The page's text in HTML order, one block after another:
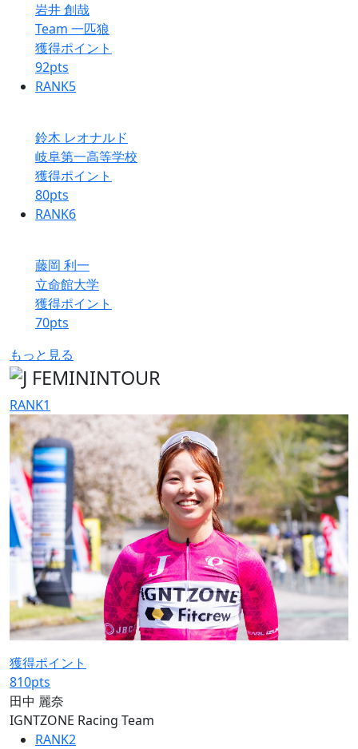
岩井 創哉
Team 一匹狼
獲得ポイント
92pts
RANK5
鈴木 レオナルド
岐阜第一高等学校
獲得ポイント
80pts
RANK6
藤岡 利一
立命館大学
獲得ポイント
70pts
もっと見る
RANK1
獲得ポイント
810pts
田中 麗奈
IGNTZONE Racing Team
RANK2